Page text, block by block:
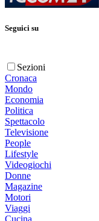
Seguici su
Sezioni
Cronaca
Mondo
Economia
Politica
Spettacolo
Televisione
People
Lifestyle
Videogiochi
Donne
Magazine
Motori
Viaggi
Cucina